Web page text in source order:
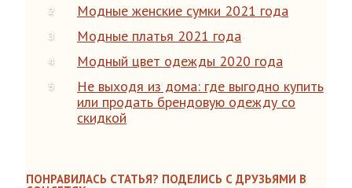
Модные женские сумки 2021 года
Модные платья 2021 года
Модный цвет одежды 2020 года
Не выходя из дома: где выгодно купить
или продать брендовую одежду со
скидкой
ПОНРАВИЛАСЬ СТАТЬЯ? ПОДЕЛИСЬ С ДРУЗЬЯМИ В